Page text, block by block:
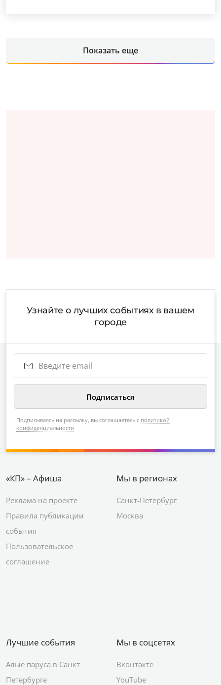
Показать еще
Узнайте о лучших событиях в вашем
городе
Подписываясь на рассылку, вы соглашаетесь с политикой
конфиденциальности
«КП» – Афиша
Реклама на проекте
Правила публикации
события
Пользовательское
соглашение
Мы в регионах
Санкт-Петербург
Москва
Лучшие события
Алые паруса в Санкт
Петербурге
Мы в соцсетях
Вконтакте
YouTube